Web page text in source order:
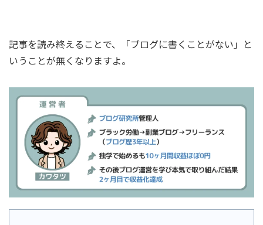
記事を読み終えることで、「ブログに書くことがない」と
いうことが無くなりますよ。